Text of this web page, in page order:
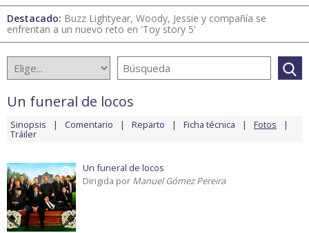
Destacado: Buzz Lightyear, Woody, Jessie y compañía se
enfrentan a un nuevo reto en 'Toy story 5'
Un funeral de locos
Sinopsis Comentario Reparto Ficha técnica Fotos
Tráiler
Un funeral de locos
Dirigida por Manuel Gómez Pereira